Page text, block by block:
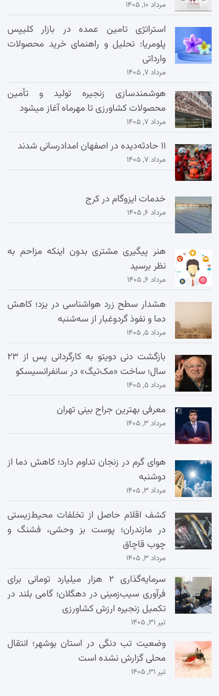
مرداد ۱۰, ۱۴۰۵
استراتژی تامین عمده در بازار کلیپس
پلومریا: تحلیل و راهنمای خرید محصولات
وارداتی
مرداد ۷, ۱۴۰۵
هوشمندسازی زنجیره تولید و تأمین
محصولات کشاورزی تا مهرماه آغاز میشود
مرداد ۷, ۱۴۰۵
۱۱ حادثه‌دیده در اصفهان امدادرسانی شدند
مرداد ۷, ۱۴۰۵
خدمات ایزوگام در کرج
مرداد ۶, ۱۴۰۵
هنر پیگیری مشتری بدون اینکه مزاحم به
نظر برسید
مرداد ۶, ۱۴۰۵
هشدار سطح زرد هواشناسی در یزد؛ کاهش
دما و نفوذ گردوغبار از سه‌شنبه
مرداد ۵, ۱۴۰۵
بازگشت دنی دویتو به کارگردانی پس از ۲۳
سال؛ ساخت «مک‌تیگ» در سانفرانسیسکو
مرداد ۵, ۱۴۰۵
معرفی بهترین جراح بینی تهران
مرداد ۳, ۱۴۰۵
هوای گرم در زنجان تداوم دارد؛ کاهش دما از
دوشنبه
مرداد ۳, ۱۴۰۵
کشف اقلام حاصل از تخلفات محیط‌زیستی
در مازندران؛ پوست بز وحشی، فشنگ و
چوب قاچاق
مرداد ۳, ۱۴۰۵
سرمایه‌گذاری ۲ هزار میلیارد تومانی برای
فرآوری سیب‌زمینی در دهگلان؛ گامی بلند در
تکمیل زنجیره ارزش کشاورزی
تیر ۳۱, ۱۴۰۵
وضعیت تب دنگی در استان بوشهر؛ انتقال
محلی گزارش نشده است
تیر ۳۱, ۱۴۰۵